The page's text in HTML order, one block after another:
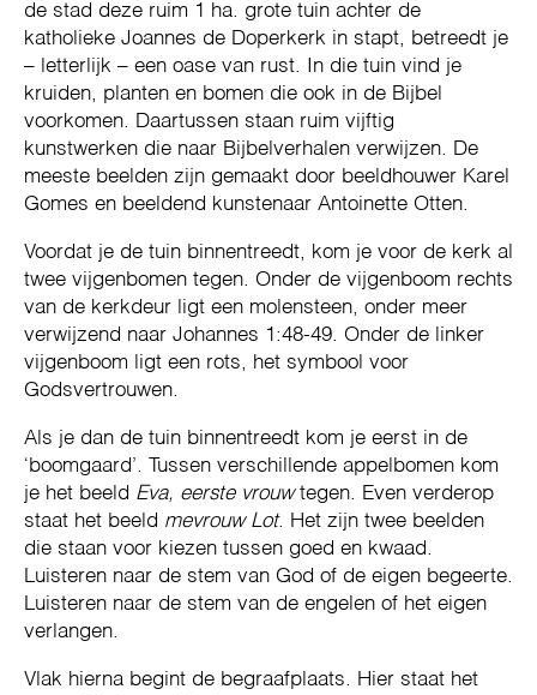
de stad deze ruim 1 ha. grote tuin achter de
katholieke Joannes de Doperkerk in stapt, betreedt je
– letterlijk – een oase van rust. In die tuin vind je
kruiden, planten en bomen die ook in de Bijbel
voorkomen. Daartussen staan ruim vijftig
kunstwerken die naar Bijbelverhalen verwijzen. De
meeste beelden zijn gemaakt door beeldhouwer Karel
Gomes en beeldend kunstenaar Antoinette Otten.
Voordat je de tuin binnentreedt, kom je voor de kerk al
twee vijgenbomen tegen. Onder de vijgenboom rechts
van de kerkdeur ligt een molensteen, onder meer
verwijzend naar Johannes 1:48-49. Onder de linker
vijgenboom ligt een rots, het symbool voor
Godsvertrouwen.
Als je dan de tuin binnentreedt kom je eerst in de
‘boomgaard’. Tussen verschillende appelbomen kom
je het beeld Eva, eerste vrouwtegen. Even verderop
staat het beeld mevrouw Lot. Het zijn twee beelden
die staan voor kiezen tussen goed en kwaad.
Luisteren naar de stem van God of de eigen begeerte.
Luisteren naar de stem van de engelen of het eigen
verlangen.
Vlak hierna begint de begraafplaats. Hier staat het